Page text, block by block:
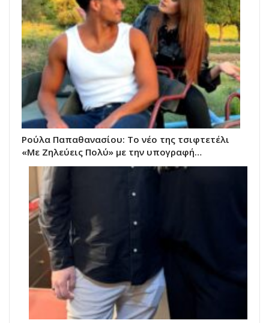
Ρούλα Παπαθανασίου: Το νέο της τσιφτετέλι
«Με Ζηλεύεις Πολύ» με την υπογραφή…